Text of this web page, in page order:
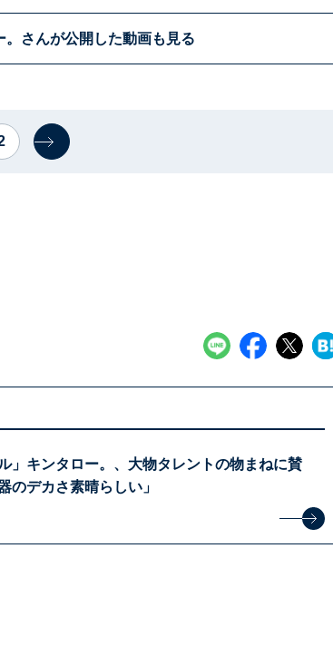
。さんが公開した動画も見る
」キンタロー。、大物タレントの物まねに賛
のデカさ素晴らしい」